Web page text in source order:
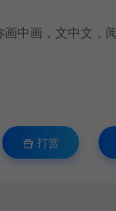
中画，文中文，
打赏